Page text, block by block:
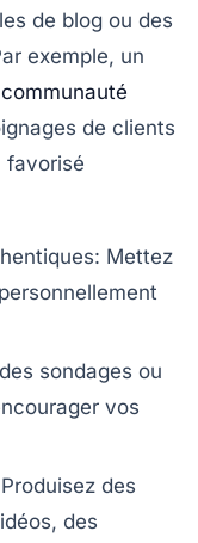
de blog ou des
exemple, un
communauté
de clients
favorisé
Mettez
sondages ou
vos
Produisez des
des